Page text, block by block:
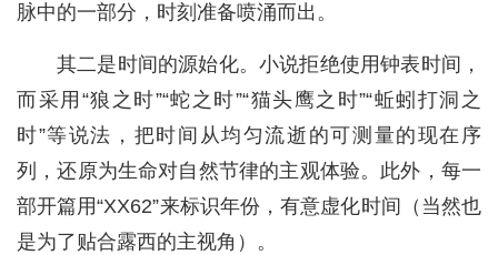
脉中的一部分，时刻准备喷涌而出。
其二是时间的源始化。小说拒绝使用钟表时间，
而采用“狼之时”“蛇之时”“猫头鹰之时”“蚯蚓打洞之
时”等说法，把时间从均匀流逝的可测量的现在序
列，还原为生命对自然节律的主观体验。此外，每一
部开篇用“XX62”来标识年份，有意虚化时间（当然也
是为了贴合露西的主视角）。